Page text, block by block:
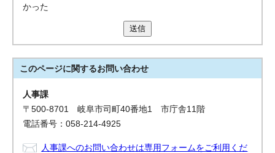
かった
送信
このページに関するお問い合わせ
人事課
〒500-8701 岐阜市司町40番地1 市庁舎11階
電話番号：058-214-4925
人事課へのお問い合わせは専用フォームをご利用くだ